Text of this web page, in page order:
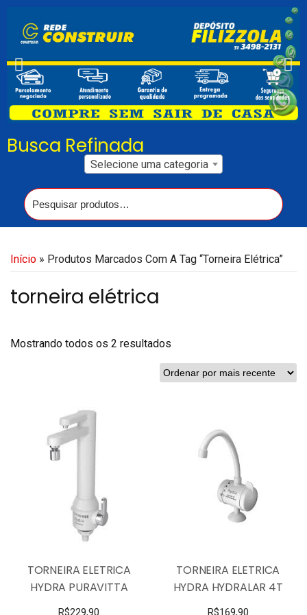
Busca Refinada
Selecione uma categoria
Início » Produtos Marcados Com A Tag “torneira Elétrica”
torneira elétrica
Mostrando todos os 2 resultados
TORNEIRA ELETRICA
HYDRA PURAVITTA
R$229,90
TORNEIRA ELETRICA
HYDRA HYDRALAR 4T
R$169,90